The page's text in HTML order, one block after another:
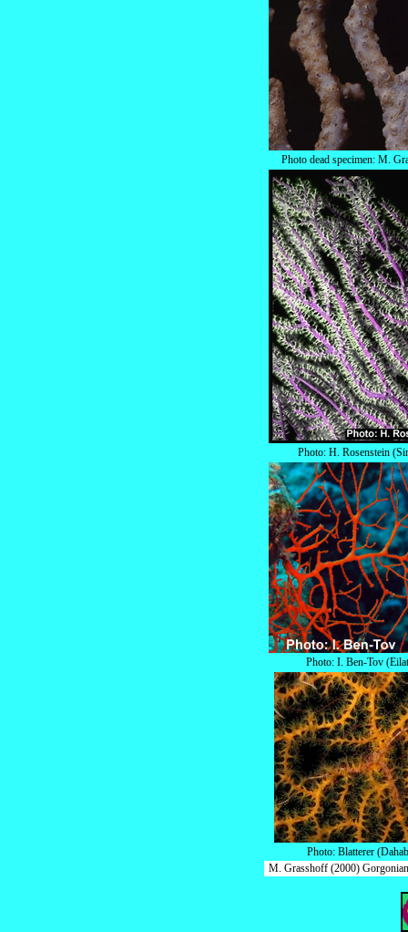
Photo dead specimen: M.
Photo: H. Rosenstein
Photo: I. Ben-Tov
Photo: Blatterer
M. Grasshoff (2000)